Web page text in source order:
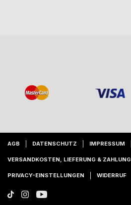
AGB DATENSCHUTZ IMPRESSUM
VERSANDKOSTEN, LIEFERUNG & ZAHLUNG
PRIVACY-EINSTELLUNGEN WIDERRUF